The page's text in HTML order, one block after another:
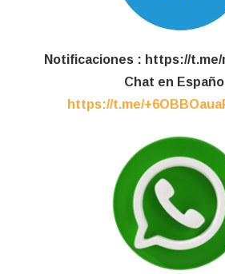
Notificaciones : https://
Chat en
https://t.me/